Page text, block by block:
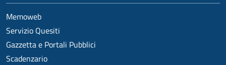
Memoweb
Servizio Quesiti
Gazzetta e Portali Pubblici
Scadenzario